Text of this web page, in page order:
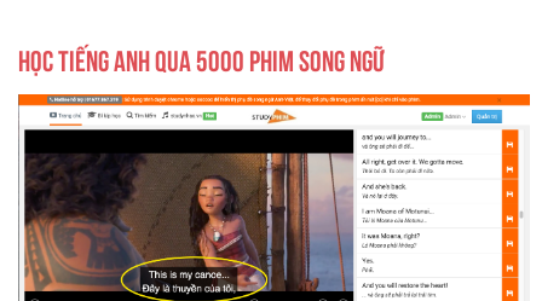
HỌC TIẾNG ANH QUA 5000 PHIM SONG NGỮ